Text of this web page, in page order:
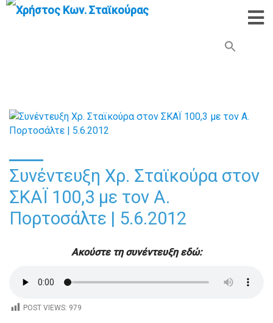
Συνέντευξη Χρ. Σταϊκούρα στον
ΣΚΑΪ 100,3 με τον Α.
Πορτοσάλτε | 5.6.2012
Ακούστε τη συνέντευξη εδώ:
POST VIEWS: 979